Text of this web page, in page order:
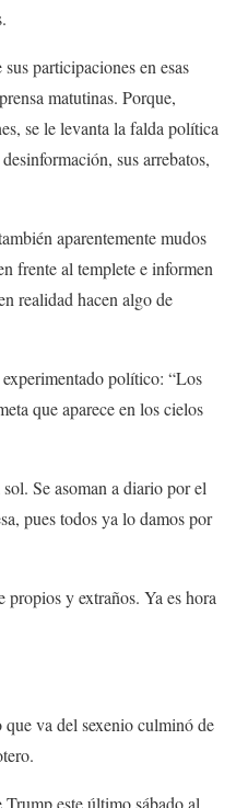
participaciones en esas
matutinas. Porque,
se le levanta la falda política
sus arrebatos,
aparentemente mudos
frente al templete e informen
realidad hacen algo de
político: “Los
que aparece en los cielos
Se asoman a diario por el
pues todos ya lo damos por
propios y extraños. Ya es hora
que va del sexenio culminó de
este último sábado al